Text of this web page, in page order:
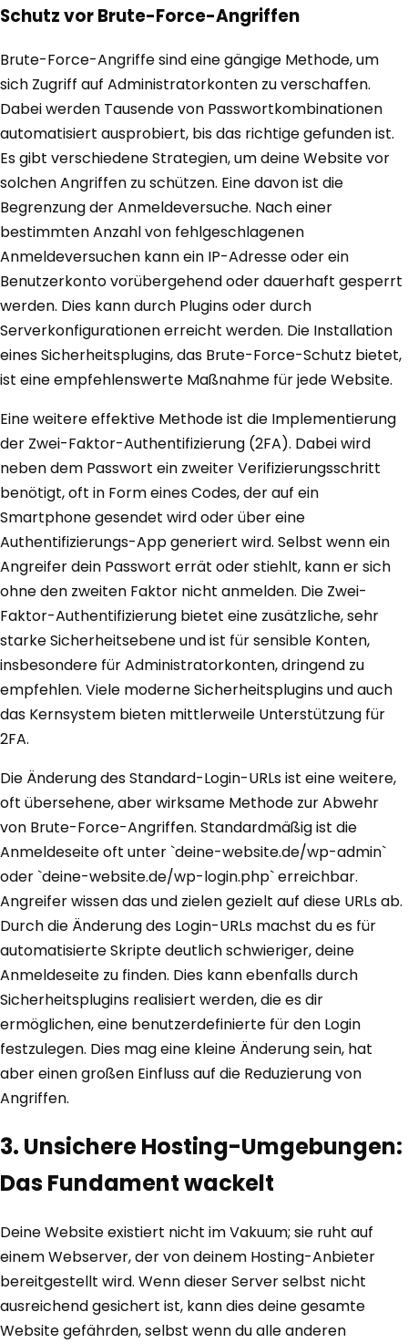
Schutz vor Brute-Force-Angriffen
Brute-Force-Angriffe sind eine gängige Methode, um
sich Zugriff auf Administratorkonten zu verschaffen.
Dabei werden Tausende von Passwortkombinationen
automatisiert ausprobiert, bis das richtige gefunden ist.
Es gibt verschiedene Strategien, um deine Website vor
solchen Angriffen zu schützen. Eine davon ist die
Begrenzung der Anmeldeversuche. Nach einer
bestimmten Anzahl von fehlgeschlagenen
Anmeldeversuchen kann ein IP-Adresse oder ein
Benutzerkonto vorübergehend oder dauerhaft gesperrt
werden. Dies kann durch Plugins oder durch
Serverkonfigurationen erreicht werden. Die Installation
eines Sicherheitsplugins, das Brute-Force-Schutz bietet,
ist eine empfehlenswerte Maßnahme für jede Website.
Eine weitere effektive Methode ist die Implementierung
der Zwei-Faktor-Authentifizierung (2FA). Dabei wird
neben dem Passwort ein zweiter Verifizierungsschritt
benötigt, oft in Form eines Codes, der auf ein
Smartphone gesendet wird oder über eine
Authentifizierungs-App generiert wird. Selbst wenn ein
Angreifer dein Passwort errät oder stiehlt, kann er sich
ohne den zweiten Faktor nicht anmelden. Die Zwei-
Faktor-Authentifizierung bietet eine zusätzliche, sehr
starke Sicherheitsebene und ist für sensible Konten,
insbesondere für Administratorkonten, dringend zu
empfehlen. Viele moderne Sicherheitsplugins und auch
das Kernsystem bieten mittlerweile Unterstützung für
2FA.
Die Änderung des Standard-Login-URLs ist eine weitere,
oft übersehene, aber wirksame Methode zur Abwehr
von Brute-Force-Angriffen. Standardmäßig ist die
Anmeldeseite oft unter `deine-website.de/wp-admin`
oder `deine-website.de/wp-login.php` erreichbar.
Angreifer wissen das und zielen gezielt auf diese URLs ab.
Durch die Änderung des Login-URLs machst du es für
automatisierte Skripte deutlich schwieriger, deine
Anmeldeseite zu finden. Dies kann ebenfalls durch
Sicherheitsplugins realisiert werden, die es dir
ermöglichen, eine benutzerdefinierte für den Login
festzulegen. Dies mag eine kleine Änderung sein, hat
aber einen großen Einfluss auf die Reduzierung von
Angriffen.
3. Unsichere Hosting-Umgebungen:
Das Fundament wackelt
Deine Website existiert nicht im Vakuum; sie ruht auf
einem Webserver, der von deinem Hosting-Anbieter
bereitgestellt wird. Wenn dieser Server selbst nicht
ausreichend gesichert ist, kann dies deine gesamte
Website gefährden, selbst wenn du alle anderen